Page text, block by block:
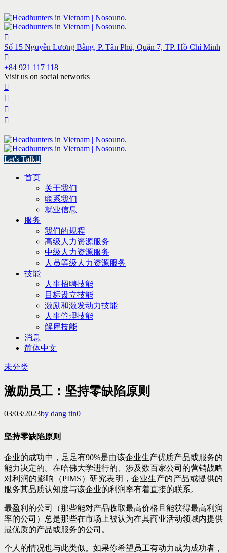
Số 15 Nguyễn Lương Bằng, P. Tân Phú, Quận 7, TP. Hồ Chí Minh
+84 921 117 118
Visit us on social networks
Let's Talk
首页
关于我们
联系我们
就业信息
服务
我们的规程
高级人力资源服务
中级人力资源服务
人员等级人力资源服务
技能
人事招聘技能
目标设立技能
激励和激发动力技能
人事管理技能
解雇技能
消息
简体中文
未分类
激励员工：坚持零缺陷原则
03/03/2023by dang tin0
坚持零缺陷原则
企业的成功中，足足有90%是由该企业生产优质产品或服务的
能力决定的。在哈佛大学进行的、涉及数百家公司的营销战略
对利润的影响（PIMS）研究表明，企业生产的产品或提供的
服务其品质认知度与该企业的利润率有着直接的联系。
最盈利的公司（那些能对产品收取最高价格且能获得最高利润
率的公司）总是那些在市场上被认为在其商业活动领域内提供
最优质的产品或服务的公司。
个人的情况也与此类似。如果你希望员工有动力成为成功者，